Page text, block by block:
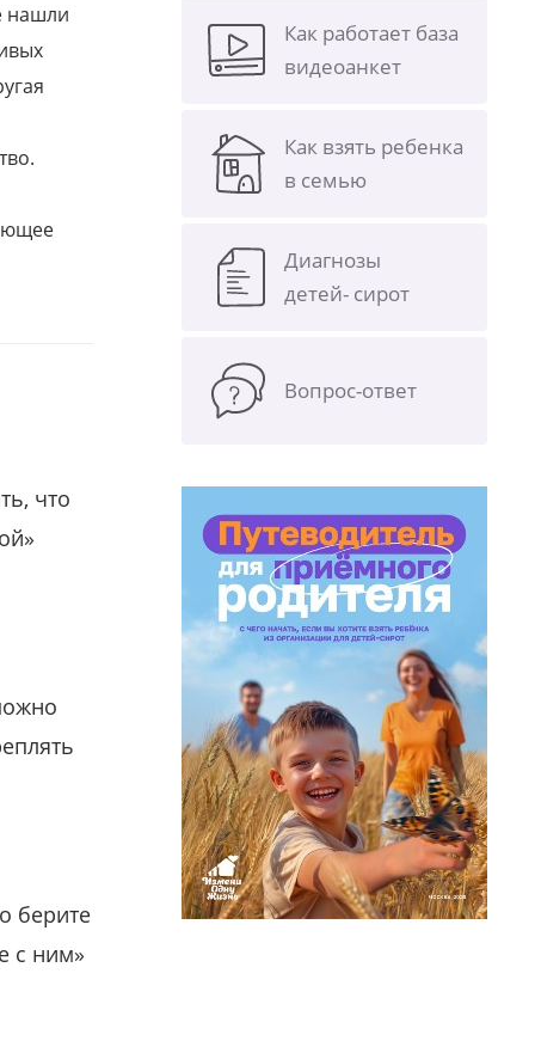
нашли
что
берите
с ним»
Как работает база
видеоанкет
Как взять ребенка
в семью
Диагнозы
детей- сирот
Вопрос-ответ